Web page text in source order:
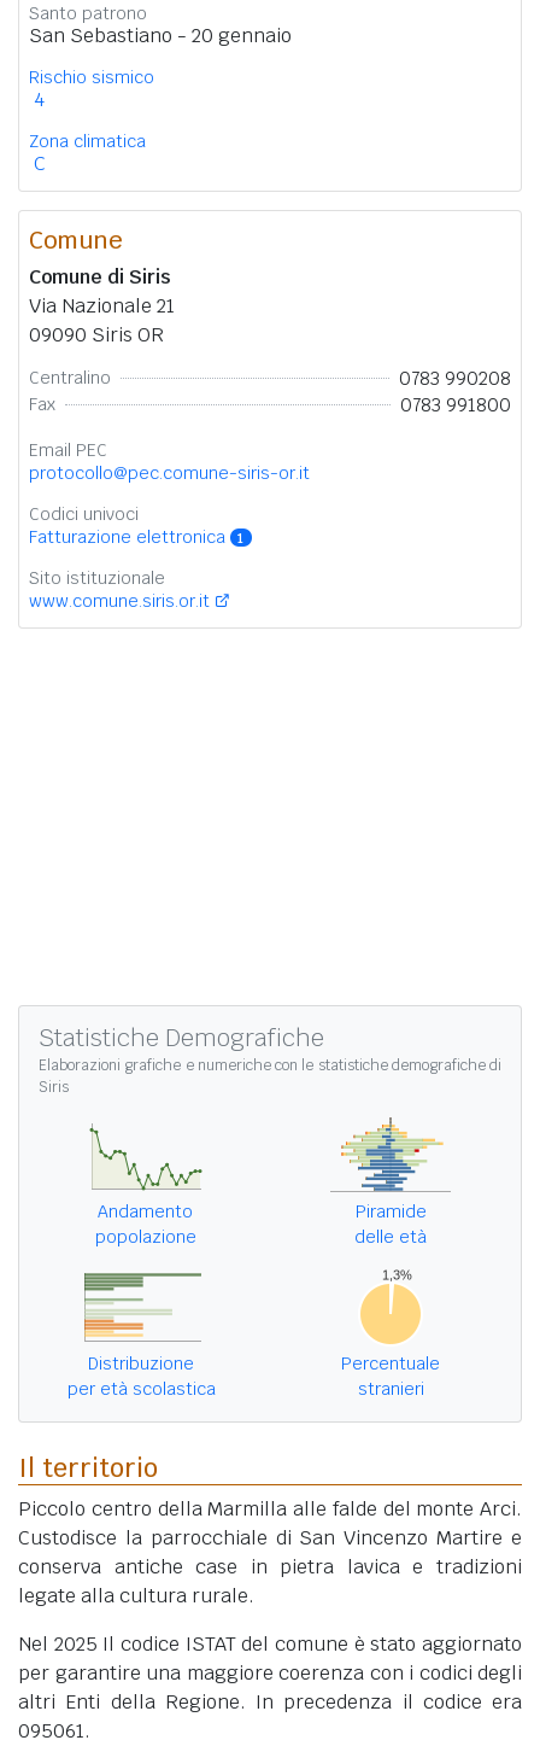
Santo patrono
San Sebastiano - 20 gennaio
Rischio sismico
4
Zona climatica
C
Comune
Comune di Siris
Via Nazionale 21
09090 Siris OR
Centralino 0783 990208
Fax 0783 991800
Email PEC
protocollo@pec.comune-siris-or.it
Codici univoci
Fatturazione elettronica
1
Sito istituzionale
www.comune.siris.or.it
Statistiche Demografiche
Elaborazioni grafiche e numeriche con le statistiche demografiche di
Siris
Andamento
popolazione
Piramide
delle età
Distribuzione
per età scolastica
Percentuale
stranieri
Il territorio
Piccolo centro della Marmilla alle falde del monte Arci.
Custodisce la parrocchiale di San Vincenzo Martire e
conserva antiche case in pietra lavica e tradizioni
legate alla cultura rurale.
Nel 2025 Il codice ISTAT del comune è stato aggiornato
per garantire una maggiore coerenza con i codici degli
altri Enti della Regione. In precedenza il codice era
095061.